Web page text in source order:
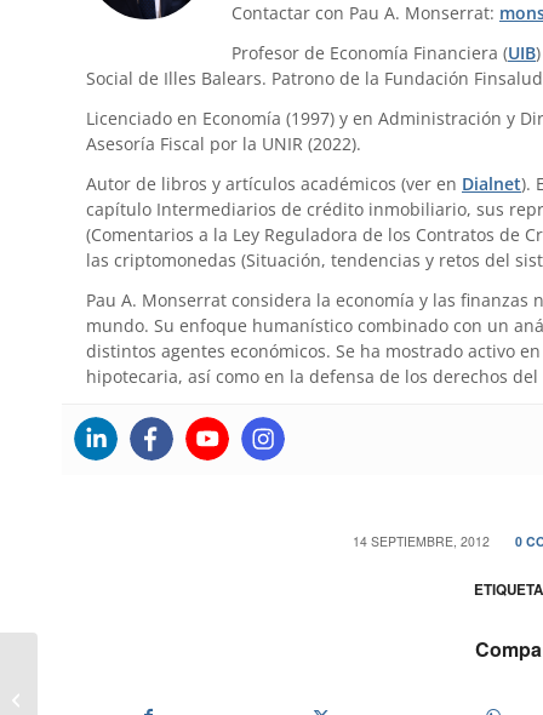
Contactar con Pau A. Monserrat:
Profesor de Economía Financiera (UIB
Social de Illes Balears. Patrono de la Fundación
Licenciado en Economía (1997) y en Administración y
Asesoría Fiscal por la UNIR (2022).
Autor de libros y artículos académicos (ver en Dialnet).
capítulo Intermediarios de crédito inmobiliario, sus
(Comentarios a la Ley Reguladora de los Contratos de
las criptomonedas (Situación, tendencias y retos del
Pau A. Monserrat considera la economía y las
mundo. Su enfoque humanístico combinado con un
distintos agentes económicos. Se ha mostrado activo
hipotecaria, así como en la defensa de los derechos
14 SEPTIEMBRE, 2012
/ 0